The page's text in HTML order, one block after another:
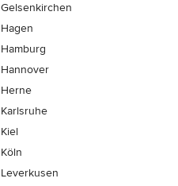
Gelsenkirchen
Hagen
Hamburg
Hannover
Herne
Karlsruhe
Kiel
Köln
Leverkusen